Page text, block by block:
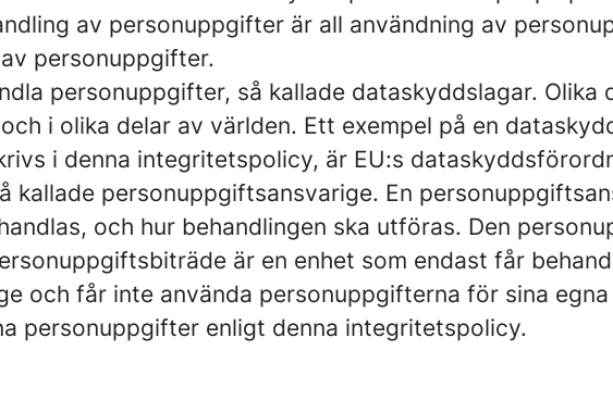
av personuppgifter är all användning av
personuppgifter.
personuppgifter, så kallade dataskyddslagar. Olika
i olika delar av världen. Ett exempel på en
i denna integritetspolicy, är EU:s
kallade personuppgiftsansvarige. En
och hur behandlingen ska utföras. Den
är en enhet som endast får
och får inte använda personuppgifterna för sina egna
personuppgifter enligt denna integritetspolicy.